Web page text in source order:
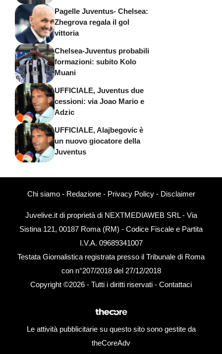
Pagelle Juventus- Chelsea:
Zhegrova regala il gol
vittoria
Chelsea-Juventus probabili
formazioni: subito Kolo
Muani
UFFICIALE, Juventus due
cessioni: via Joao Mario e
Adzic
UFFICIALE, Alajbegovic è
un nuovo giocatore della
Juventus
Chi siamo- Redazione- Privacy Policy- Disclaimer
Juvelive.it di proprietà di NEXTMEDIAWEB SRL - Via
Sistina 121, 00187 Roma (RM) - Codice Fiscale e Partita
I.V.A. 09689341007
Testata Giornalistica registrata presso il Tribunale di Roma
con n°207/2018 del 27/12/2018
Copyright ©2026 - Tutti i diritti riservati - Contattaci
Le attività pubblicitarie su questo sito sono gestite da
theCoreAdv